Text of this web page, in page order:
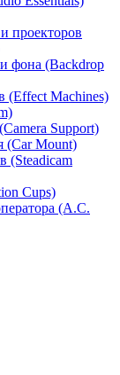
проекторов
фона (Backdrop
Machines)
Support)
(Car Mount)
(Steadicam
Cups)
(A.C.